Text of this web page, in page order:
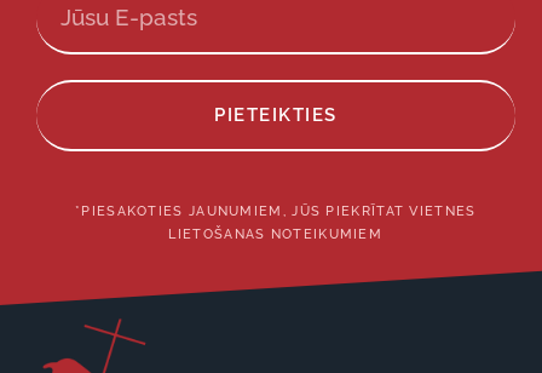
PIETEIKTIES
*PIESAKOTIES JAUNUMIEM, JŪS PIEKRĪTAT VIETNES
LIETOŠANAS NOTEIKUMIEM